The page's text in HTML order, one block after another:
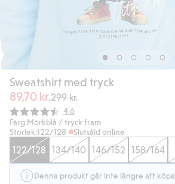
Sweatshirt med tryck
89,70 kr.299 kr.
Snittbetyg:
4.6
Färg:Mörkblå / tryck fram
Storlek:122/128 Slutsåld online
122/128 134/140 146/152 158/164
Denna produkt går inte längre att köpa